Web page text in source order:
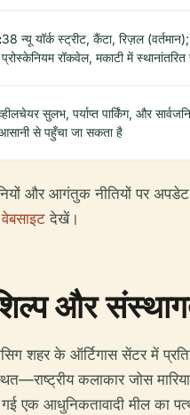
38 न्यू यॉर्क स्ट्रीट, कैंटा, रिज़ल
प्रोस्केनियम रॉकवेल, मकाटी में स्थानांतरित
सुलभ, पर्याप्त पार्किंग, और
से पहुँचा जा सकता है
और आगंतुक नीतियों पर
देखें।
और
शहर के ऑर्टिगास सेंटर में
कलाकार जोस मारिया
एक आधुनिकतावादी मील का